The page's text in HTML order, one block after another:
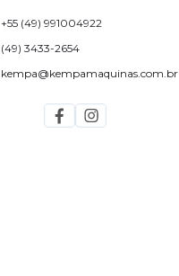
+55 (49) 991004922
(49) 3433-2654
kempa@kempamaquinas.com.br